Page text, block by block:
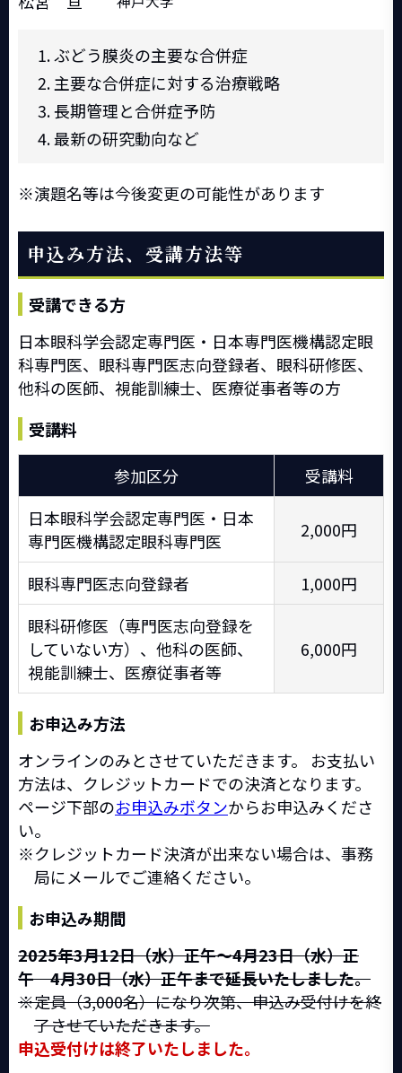
ぶどう膜炎の主要な合併症
主要な合併症に対する治療戦略
長期管理と合併症予防
最新の研究動向など
演題名等は今後変更の可能性があります
申込み方法、受講方法等
受講できる方
日本眼科学会認定専門医・日本専門医機構認定眼
科専門医、眼科専門医志向登録者、眼科研修医、
他科の医師、視能訓練士、医療従事者等の方
受講料
参加区分
受講料
日本眼科学会認定専門医・日本
専門医機構認定眼科専門医
2,000円
眼科専門医志向登録者
1,000円
眼科研修医（専門医志向登録を
していない方）、他科の医師、
視能訓練士、医療従事者等
6,000円
お申込み方法
オンラインのみとさせていただきます。 お支払い
方法は、クレジットカードでの決済となります。
ページ下部のお申込みボタンからお申込みくださ
い。
クレジットカード決済が出来ない場合は、事務
局にメールでご連絡ください。
お申込み期間
2025年3月12日（水）正午～4月23日（水）正
午4月30日（水）正午まで延長いたしました。
定員（3,000名）になり次第、申込み受付けを終
了させていただきます。
申込受付けは終了いたしました。